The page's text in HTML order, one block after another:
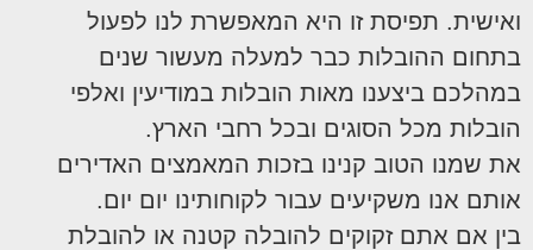
ואישית. תפיסת זו היא המאפשרת לנו לפעול
בתחום ההובלות כבר למעלה מעשור שנים
במהלכם ביצענו מאות הובלות במודיעין ואלפי
הובלות מכל הסוגים ובכל רחבי הארץ.
את שמנו הטוב קנינו בזכות המאמצים האדירים
אותם אנו משקיעים עבור לקוחותינו יום יום.
בין אם אתם זקוקים להובלה קטנה או להובלת